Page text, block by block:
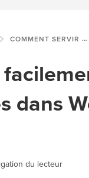
COMMENT SERVIR FACILEMENT DES IMAGES REDIMENSIONNÉES DANS WORDPRESS (ÉTAPE PAR ÉTAPE)
dans
du lecteur